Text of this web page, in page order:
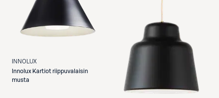
INNOLUX
Innolux Kartiot riippuvalaisin
musta